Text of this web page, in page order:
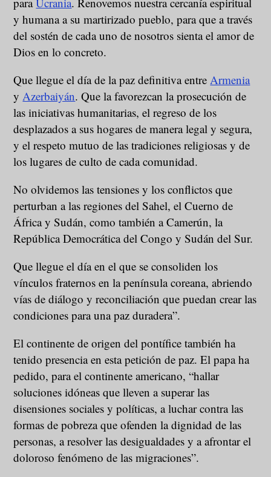
y humana a su martirizado pueblo, para que a través
del sostén de cada uno de nosotros sienta el amor de
Dios en lo concreto.
Que llegue el día de la paz definitiva entreArmenia
yAzerbaiyán. Que la favorezcan la prosecución de
las iniciativas humanitarias, el regreso de los
desplazados a sus hogares de manera legal y segura,
y el respeto mutuo de las tradiciones religiosas y de
los lugares de culto de cada comunidad.
No olvidemos las tensiones y los conflictos que
perturban a las regiones del Sahel, el Cuerno de
África y Sudán, como también a Camerún, la
República Democrática del Congo y Sudán del Sur.
Que llegue el día en el que se consoliden los
vínculos fraternos en la península coreana, abriendo
vías de diálogo y reconciliación que puedan crear las
condiciones para una paz duradera”.
El continente de origen del pontífice también ha
tenido presencia en esta petición de paz. El papa ha
pedido, para el continente americano, “hallar
soluciones idóneas que lleven a superar las
disensiones sociales y políticas, a luchar contra las
formas de pobreza que ofenden la dignidad de las
personas, a resolver las desigualdades y a afrontar el
doloroso fenómeno de las migraciones”.